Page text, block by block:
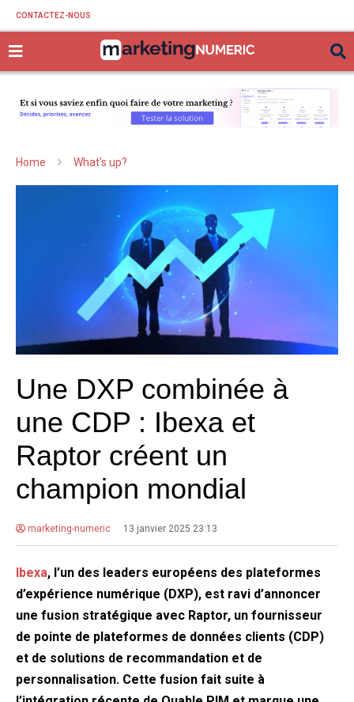
CONTACTEZ-NOUS
Home What's up?
Une DXP combinée à
une CDP : Ibexa et
Raptor créent un
champion mondial
marketing-numeric 13 janvier 2025 23:13
Ibexa, l’un des leaders européens des plateformes
d’expérience numérique (DXP), est ravi d’annoncer
une fusion stratégique avec Raptor, un fournisseur
de pointe de plateformes de données clients (CDP)
et de solutions de recommandation et de
personnalisation. Cette fusion fait suite à